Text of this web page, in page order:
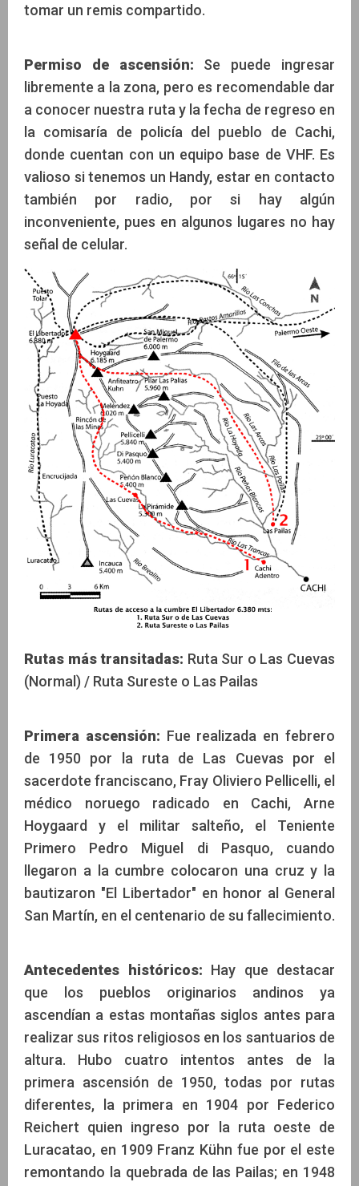
tomar un remis compartido.
Permiso de ascensión: Se puede ingresar
libremente a la zona, pero es recomendable dar
a conocer nuestra ruta y la fecha de regreso en
la comisaría de policía del pueblo de Cachi,
donde cuentan con un equipo base de VHF. Es
valioso si tenemos un Handy, estar en contacto
también por radio, por si hay algún
inconveniente, pues en algunos lugares no hay
señal de celular.
Rutas más transitadas: Ruta Sur o Las Cuevas
(Normal) / Ruta Sureste o Las Pailas
Primera ascensión: Fue realizada en febrero
de 1950 por la ruta de Las Cuevas por el
sacerdote franciscano, Fray Oliviero Pellicelli, el
médico noruego radicado en Cachi, Arne
Hoygaard y el militar salteño, el Teniente
Primero Pedro Miguel di Pasquo, cuando
llegaron a la cumbre colocaron una cruz y la
bautizaron "El Libertador" en honor al General
San Martín, en el centenario de su fallecimiento.
Antecedentes históricos: Hay que destacar
que los pueblos originarios andinos ya
ascendían a estas montañas siglos antes para
realizar sus ritos religiosos en los santuarios de
altura. Hubo cuatro intentos antes de la
primera ascensión de 1950, todas por rutas
diferentes, la primera en 1904 por Federico
Reichert quien ingreso por la ruta oeste de
Luracatao, en 1909 Franz Kühn fue por el este
remontando la quebrada de las Pailas; en 1948